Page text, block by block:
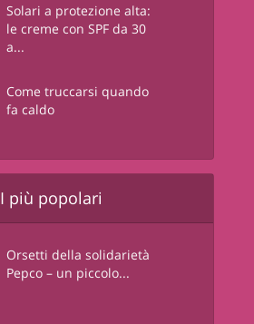
Solari a protezione alta:
le creme con SPF da 30
a...
Come truccarsi quando
fa caldo
I più popolari
Orsetti della solidarietà
Pepco – un piccolo...